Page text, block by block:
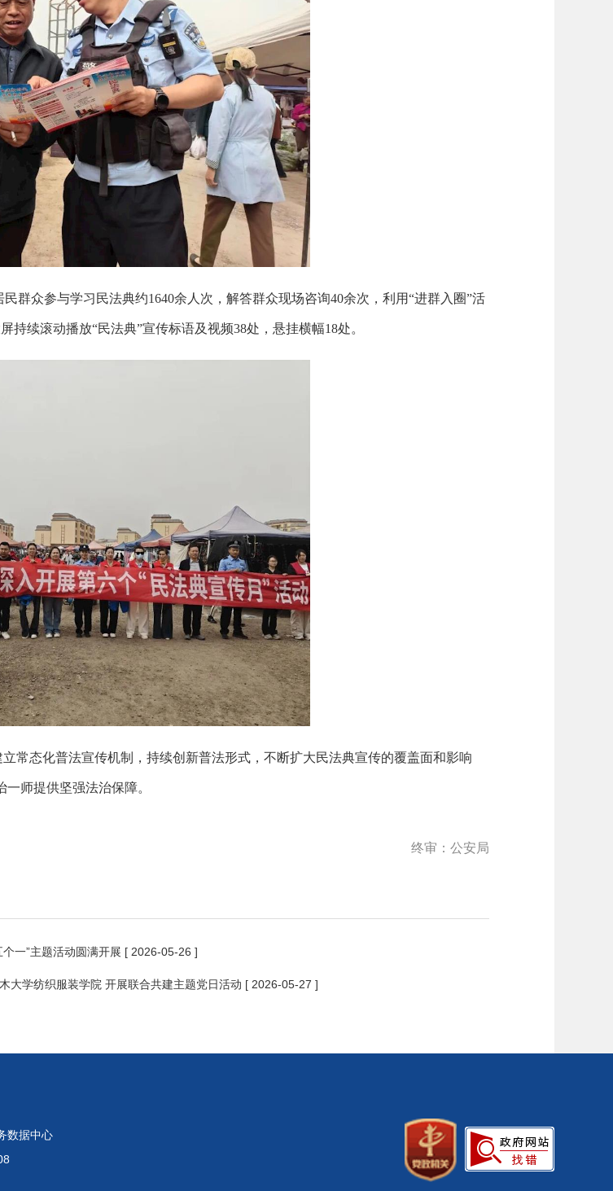
群众参与学习民法典约1640余人次，解答群众现场咨询40余次，利用“进群入圈”活
持续滚动播放“民法典”宣传标语及视频38处，悬挂横幅18处。
常态化普法宣传机制，持续创新普法形式，不断扩大民法典宣传的覆盖面和影响
师提供坚强法治保障。
终审：公安局
一”主题活动圆满开展 [ 2026-05-26 ]
学纺织服装学院 开展联合共建主题党日活动 [ 2026-05-27 ]
数据中心